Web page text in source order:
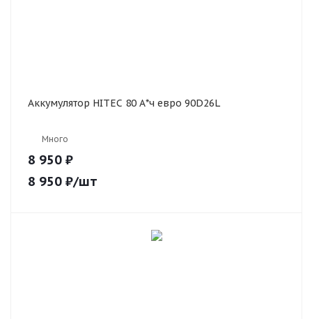
Аккумулятор HITEC 80 А*ч евро 90D26L
Много
8 950 ₽
8 950 ₽/шт